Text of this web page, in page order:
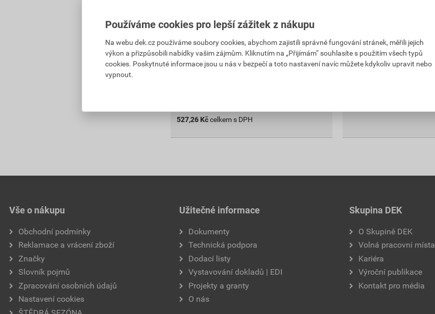
527 ,26Kč
Na poptávku
Dostupné jen v (1) prodejně
527,26 Kč celkem s DPH
cena za bal. s DPH
Na poptávku
Vše o nákupu
Obchodní podmínky
Reklamace a vrácení zboží
Značky
Slovník pojmů
Zpracování osobních údajů
Nastavení cookies
Užitečné informace
Dokumenty
Technická podpora
Dodací listy
Vystavování dokladů | EDI
Projekty a granty
O nás
Skupina DEK
O Skupině DEK
Volná pracovní místa
Kariéra
Výroční publikace
Kontakt pro média
Používáme cookies pro lepší zážitek z nákupu
Na webu dek.cz používáme soubory cookies, abychom zajistili správné fungování stránek, měřili jejich
výkon a přizpůsobili nabídky vašim zájmům. Kliknutím na „Přijímám“ souhlasíte s použitím všech typů
cookies. Poskytnuté informace jsou u nás v bezpečí a toto nastavení navíc můžete kdykoliv upravit nebo
vypnout.